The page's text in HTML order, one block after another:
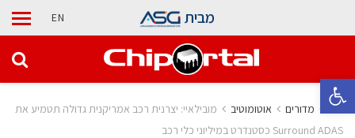
פתח סרגל נגישות
מבית EN
בית מדורים אוטומוטיב
מובילאיי: יצרנית רכב אמריקנית גדולה תטמיע את
Surround ADAS כסטנדרט במיליוני כלי רכב